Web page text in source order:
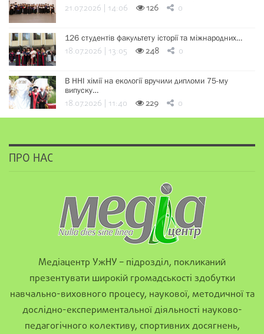
21.07.2026 | 14:06 126 0
126 студентів факультету історії та міжнародних…
18.07.2026 | 13:05 248 0
В ННІ хімії на екології вручили дипломи 75-му
випуску…
18.07.2026 | 11:40 229 0
ПРО НАС
Медіацентр УжНУ – підрозділ, покликаний
презентувати широкій громадськості здобутки
навчально-виховного процесу, наукової, методичної та
дослідно-експериментальної діяльності науково-
педагогічного колективу, спортивних досягнень,